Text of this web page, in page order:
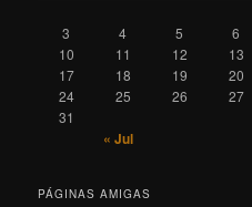
3 4 5 6
10
11 12 13
17
18 19 20
24
25 26 27
31
« Jul
PÁGINAS AMIGAS